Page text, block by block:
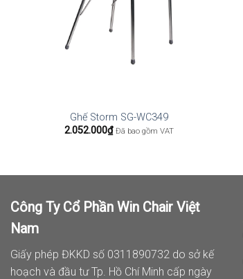
Ghế Storm SG-WC349
2.052.000₫ Đã bao gồm VAT
Công Ty Cổ Phần Win Chair Việt
Nam
Giấy phép ĐKKD số 0311890732 do sở kế
hoạch và đầu tư Tp. Hồ Chí Minh cấp ngày